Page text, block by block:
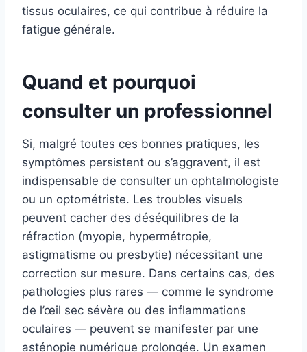
tissus oculaires, ce qui contribue à réduire la
fatigue générale.
Quand et pourquoi
consulter un professionnel
Si, malgré toutes ces bonnes pratiques, les
symptômes persistent ou s’aggravent, il est
indispensable de consulter un ophtalmologiste
ou un optométriste. Les troubles visuels
peuvent cacher des déséquilibres de la
réfraction (myopie, hypermétropie,
astigmatisme ou presbytie) nécessitant une
correction sur mesure. Dans certains cas, des
pathologies plus rares — comme le syndrome
de l’œil sec sévère ou des inflammations
oculaires — peuvent se manifester par une
asténopie numérique prolongée. Un examen